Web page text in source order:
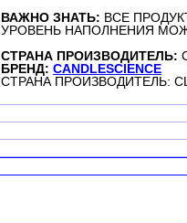
ВАЖНО ЗНАТЬ: ВСЕ
УРОВЕНЬ НАПОЛНЕНИЯ
СТРАНА ПРОИЗВОДИТЕЛЬ:
БРЕНД: CANDLESCIENCE
СТРАНА ПРОИЗВОДИТЕЛЬ: